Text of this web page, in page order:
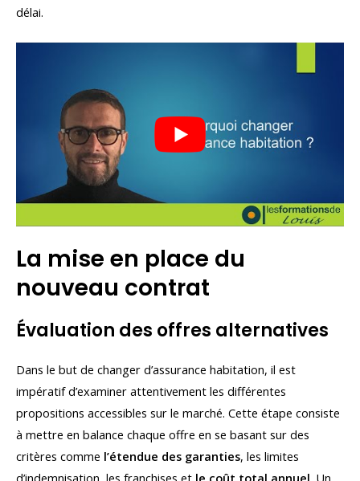
délai.
La mise en place du
nouveau contrat
Évaluation des offres alternatives
Dans le but de changer d’assurance habitation, il est
impératif d’examiner attentivement les différentes
propositions accessibles sur le marché. Cette étape consiste
à mettre en balance chaque offre en se basant sur des
critères comme l’étendue des garanties, les limites